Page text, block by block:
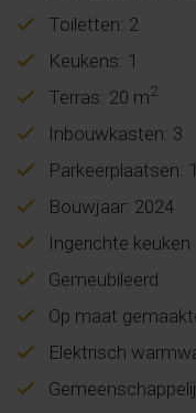
Toiletten: 2
Keukens: 1
Terras: 20 m2
Inbouwkasten: 3
Parkeerplaatsen: 1
Bouwjaar: 2024
Ingerichte keuken
Gemeubileerd
Op maat
Elektrisch